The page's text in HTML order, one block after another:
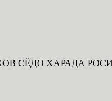
СЁДО ХАРАДА